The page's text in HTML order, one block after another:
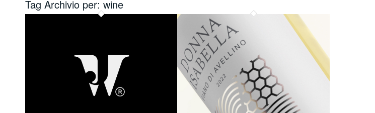
Tag Archivio per: wine